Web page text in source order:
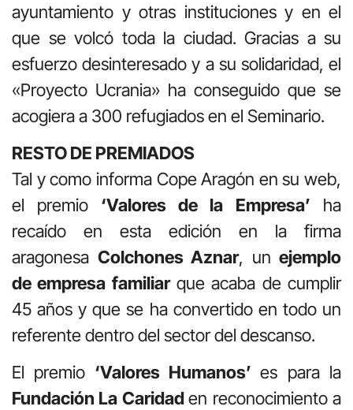
ayuntamiento y otras instituciones y en el
que se volcó toda la ciudad. Gracias a su
esfuerzo desinteresado y a su solidaridad, el
«Proyecto Ucrania» ha conseguido que se
acogiera a 300 refugiados en el Seminario.
RESTO DE PREMIADOS
Tal y como informa Cope Aragón en su web,
el premio ‘Valores de la Empresa’ ha
recaído en esta edición en la firma
aragonesa Colchones Aznar, un ejemplo
de empresa familiarque acaba de cumplir
45 años y que se ha convertido en todo un
referente dentro del sector del descanso.
El premio ‘Valores Humanos’es para la
Fundación La Caridaden reconocimiento a